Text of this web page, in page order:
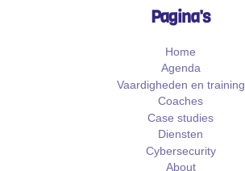
Pagina's
Home
Agenda
Vaardigheden en training
Coaches
Case studies
Diensten
Cybersecurity
About